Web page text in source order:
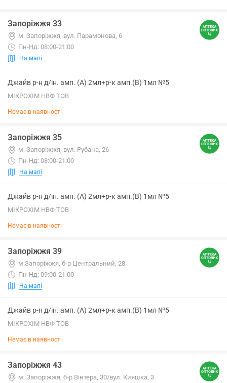
Запоріжжя 33
м. Запоріжжя, вул. Парамонова, 6
Пн-Нд: 08:00-21:00
На мапі
Джайв р-н д/ін. амп. (А) 2мл+р-к амп.(В) 1мл №5
МІКРОХІМ НВФ ТОВ
Немає в наявності
Запоріжжя 35
м. Запоріжжя, вул. Рубана, 26
Пн-Нд: 08:00-21:00
На мапі
Джайв р-н д/ін. амп. (А) 2мл+р-к амп.(В) 1мл №5
МІКРОХІМ НВФ ТОВ
Немає в наявності
Запоріжжя 39
м.Запоріжжя, б-р Центральний, 28
Пн-Нд: 09:00-21:00
На мапі
Джайв р-н д/ін. амп. (А) 2мл+р-к амп.(В) 1мл №5
МІКРОХІМ НВФ ТОВ
Немає в наявності
Запоріжжя 43
м. Запоріжжя, б-р Вінтера, 30/вул. Кияшка, 3